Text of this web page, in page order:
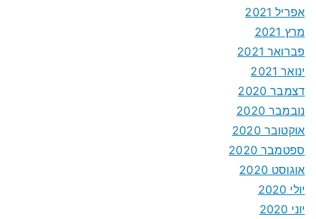
אפריל 2021
מרץ 2021
פברואר 2021
ינואר 2021
דצמבר 2020
נובמבר 2020
אוקטובר 2020
ספטמבר 2020
אוגוסט 2020
יולי 2020
יוני 2020